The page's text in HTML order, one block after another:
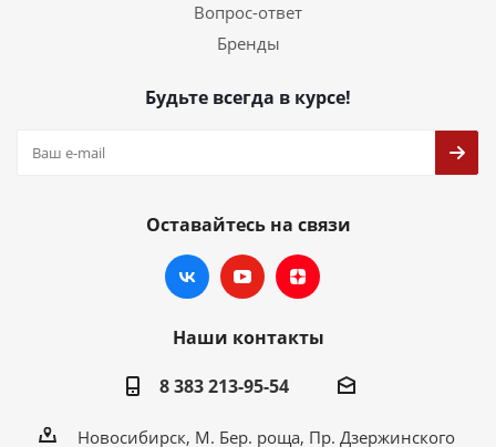
Вопрос-ответ
Бренды
Будьте всегда в курсе!
Оставайтесь на связи
Наши контакты
8 383 213-95-54
Новосибирск, М. Бер. роща, Пр. Дзержинского